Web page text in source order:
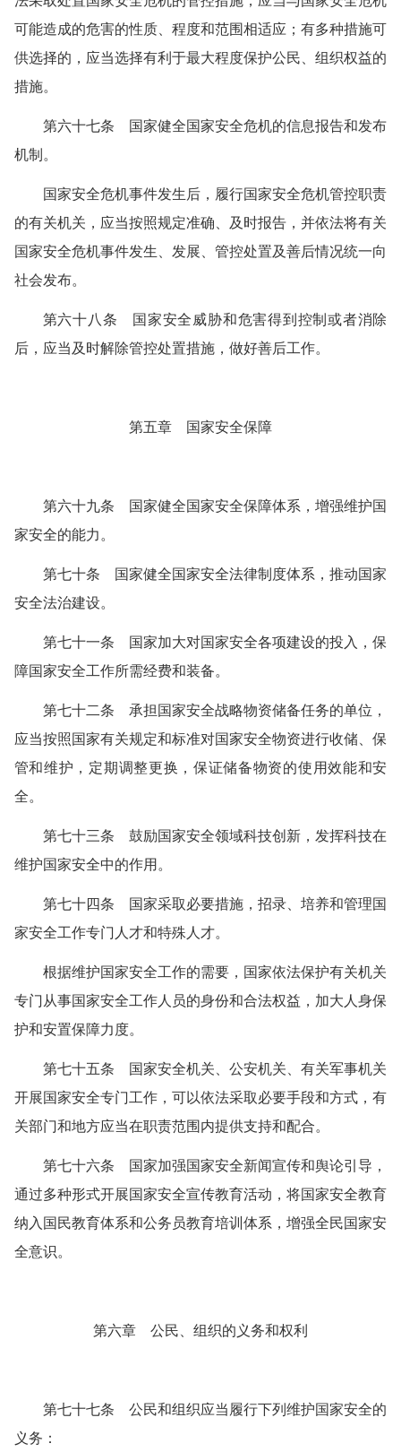
可能造成的危害的性质、程度和范围相适应；有多种措施可
供选择的，应当选择有利于最大程度保护公民、组织权益的
措施。
第六十七条 国家健全国家安全危机的信息报告和发布
机制。
国家安全危机事件发生后，履行国家安全危机管控职责
的有关机关，应当按照规定准确、及时报告，并依法将有关
国家安全危机事件发生、发展、管控处置及善后情况统一向
社会发布。
第六十八条 国家安全威胁和危害得到控制或者消除
后，应当及时解除管控处置措施，做好善后工作。
第五章 国家安全保障
第六十九条 国家健全国家安全保障体系，增强维护国
家安全的能力。
第七十条 国家健全国家安全法律制度体系，推动国家
安全法治建设。
第七十一条 国家加大对国家安全各项建设的投入，保
障国家安全工作所需经费和装备。
第七十二条 承担国家安全战略物资储备任务的单位，
应当按照国家有关规定和标准对国家安全物资进行收储、保
管和维护，定期调整更换，保证储备物资的使用效能和安
全。
第七十三条 鼓励国家安全领域科技创新，发挥科技在
维护国家安全中的作用。
第七十四条 国家采取必要措施，招录、培养和管理国
家安全工作专门人才和特殊人才。
根据维护国家安全工作的需要，国家依法保护有关机关
专门从事国家安全工作人员的身份和合法权益，加大人身保
护和安置保障力度。
第七十五条 国家安全机关、公安机关、有关军事机关
开展国家安全专门工作，可以依法采取必要手段和方式，有
关部门和地方应当在职责范围内提供支持和配合。
第七十六条 国家加强国家安全新闻宣传和舆论引导，
通过多种形式开展国家安全宣传教育活动，将国家安全教育
纳入国民教育体系和公务员教育培训体系，增强全民国家安
全意识。
第六章 公民、组织的义务和权利
第七十七条 公民和组织应当履行下列维护国家安全的
义务：